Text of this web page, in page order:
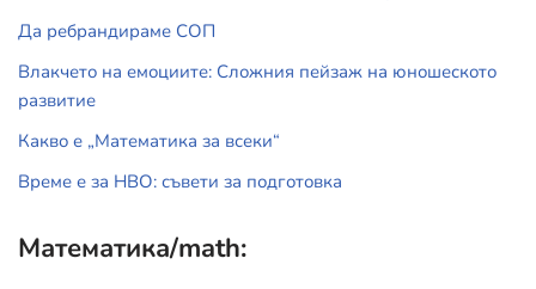
Да ребрандираме СОП
Влакчето на емоциите: Сложния пейзаж на юношеското
развитие
Какво е „Математика за всеки“
Време е за НВО: съвети за подготовка
Математика/math: